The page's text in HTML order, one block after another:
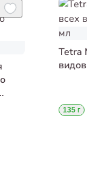
Tetra
135 г